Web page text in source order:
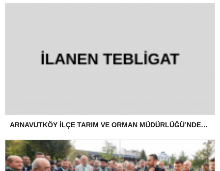
ARNAVUTKÖY İLÇE TARIM VE ORMAN MÜDÜRLÜĞÜ’NDEN İLANEN TEBLİGAT